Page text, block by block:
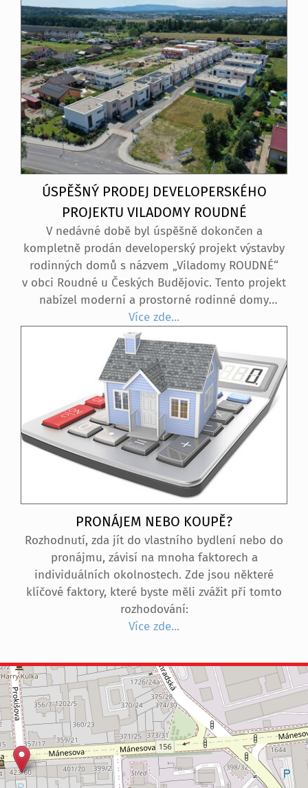
v zeleni. Tento projekt konkrétně nabízel přízemní
řadové domy o velikosti 3+kk, každý s vlastní
zahradou a venkovním parkovacím stáním.
ÚSPĚŠNÝ PRODEJ DEVELOPERSKÉHO
PROJEKTU VILADOMY ROUDNÉ
V nedávné době byl úspěšně dokončen a
kompletně prodán developerský projekt výstavby
rodinných domů s názvem „Viladomy ROUDNÉ“
v obci Roudné u Českých Budějovic. Tento projekt
nabízel moderní a prostorné rodinné domy
o dispozici 5+kk s obytnou plochou 143 m². Každý
dům byl vybaven oplocenou zahradou,
prostornou garáží a venkovním parkovacím
stáním, což zajišťovalo dostatek místa nejen pro
rodinné vozidlo, ale i pro návštěvy.
Více zde...
PRONÁJEM NEBO KOUPĚ?
Rozhodnutí, zda jít do vlastního bydlení nebo do
pronájmu, závisí na mnoha faktorech a
individuálních okolnostech. Zde jsou některé
klíčové faktory, které byste měli zvážit při tomto
rozhodování:
Více zde...